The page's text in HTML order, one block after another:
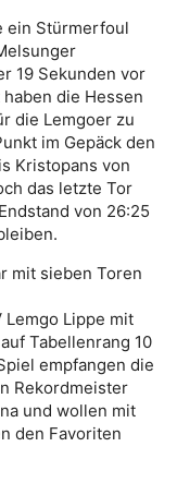
ein Stürmerfoul
19 Sekunden vor
die Hessen
die Lemgoer zu
im Gepäck den
Kristopans von
das letzte Tor
von 26:25
mit sieben Toren
Lippe mit
Tabellenrang 10
empfangen die
Rekordmeister
und wollen mit
den Favoriten